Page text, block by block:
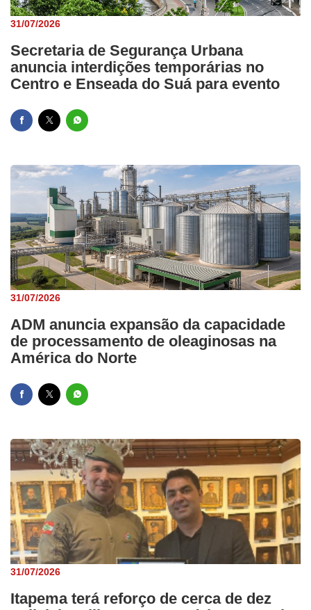
31/07/2026
Secretaria de Segurança Urbana
anuncia interdições temporárias no
Centro e Enseada do Suá para evento
31/07/2026
ADM anuncia expansão da capacidade
de processamento de oleaginosas na
América do Norte
31/07/2026
Itapema terá reforço de cerca de dez